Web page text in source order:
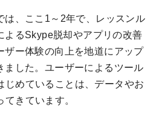
は、ここ1～2年で、レッスンル
よるSkype脱却やアプリの改善
ザー体験の向上を地道にアップ
ました。ユーザーによるツール
じめていることは、データやお
きています。